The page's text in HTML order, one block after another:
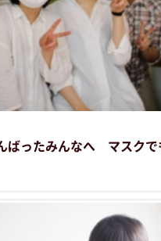
ばったみんなへ マスクで